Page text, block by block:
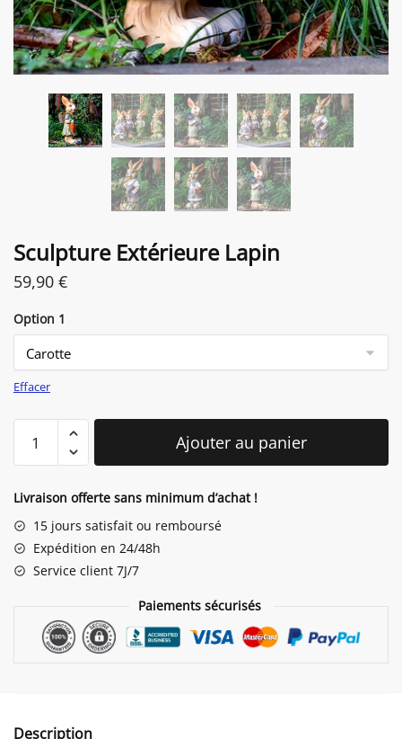
Sculpture Extérieure Lapin
59,90 €
Option 1
Effacer
Extérieure
Ajouter au panier
Livraison offerte sans minimum d’achat !
15 jours satisfait ou remboursé
Expédition en 24/48h
Service client 7J/7
Paiements sécurisés
Description